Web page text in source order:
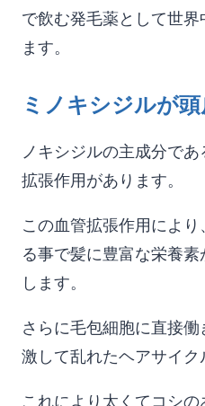
で飲む発毛薬として世
ます。
ミノキシジルが
ノキシジルの主成分で
拡張作用があります。
この血管拡張作用によ
る事で髪に豊富な栄養
します。
さらに毛包細胞に直接
激して乱れたヘアサイク
これにより太くてコシ